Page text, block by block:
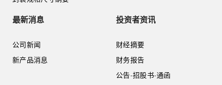
最新消息
公司新闻
新产品消息
投资者资讯
财经摘要
财务报告
公告-招股书-通函